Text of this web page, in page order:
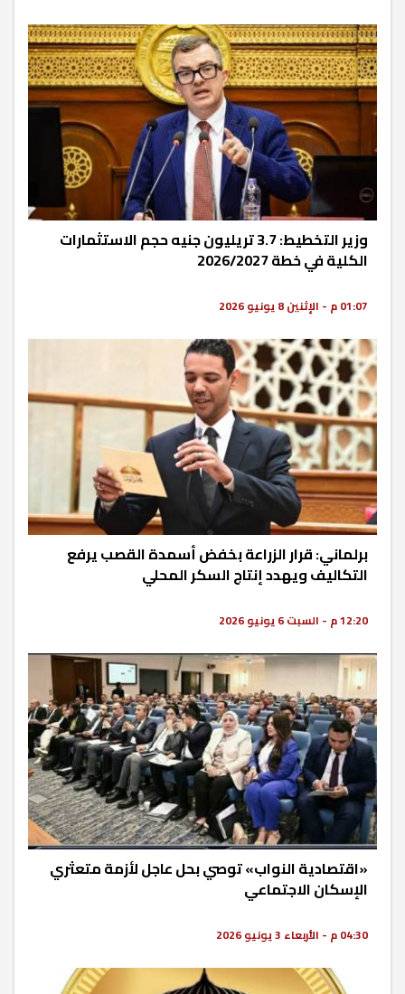
وزير التخطيط: 3.7 تريليون جنيه حجم الاستثمارات
الكلية في خطة 2026/2027
01:07 م - الإثنين 8 يونيو 2026
برلماني: قرار الزراعة بخفض أسمدة القصب يرفع
التكاليف ويهدد إنتاج السكر المحلي
12:20 م - السبت 6 يونيو 2026
«اقتصادية النواب» توصي بحل عاجل لأزمة متعثري
الإسكان الاجتماعي
04:30 م - الأربعاء 3 يونيو 2026